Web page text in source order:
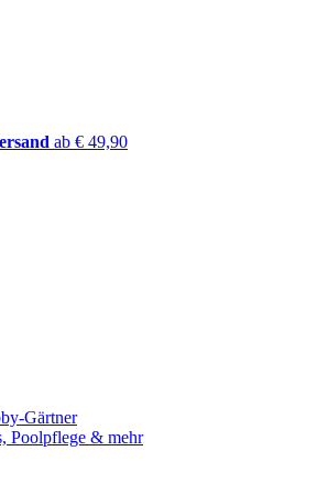
ab € 49,90
Gärtner
Poolpflege & mehr